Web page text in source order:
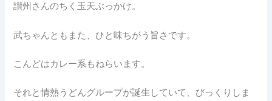
讃州さんのちく玉天ぶっかけ。
武ちゃんともまた、ひと味ちがう旨さです。
こんどはカレー系もねらいます。
それと情熱うどんグループが誕生していて、びっくりしま